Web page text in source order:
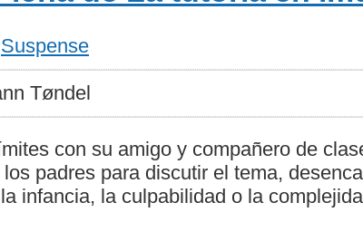
Suspense
Tøndel
con su amigo y compañero de
padres para discutir el tema,
infancia, la culpabilidad o la